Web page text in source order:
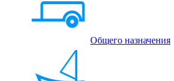
Общего назначения